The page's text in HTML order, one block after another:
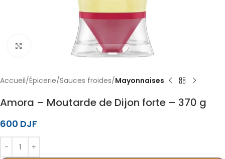
Cliquez pour agrandir
Accueil Épicerie Sauces froides Mayonnaises
Amora – Moutarde de Dijon forte – 370 g
600 DJF